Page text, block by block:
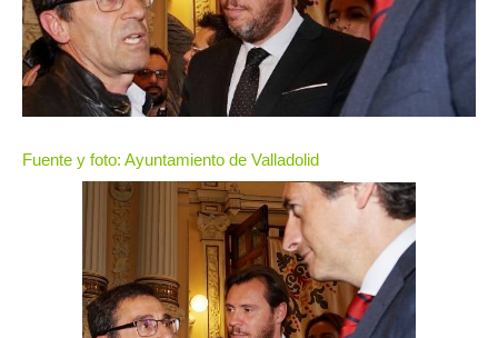
Fuente y foto: Ayuntamiento de Valladolid